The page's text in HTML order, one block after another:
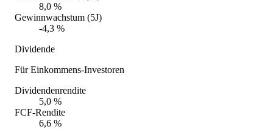
8,0 %
Gewinnwachstum (5J)
-4,3 %
Dividende
Für Einkommens-Investoren
Dividendenrendite
5,0 %
FCF-Rendite
6,6 %